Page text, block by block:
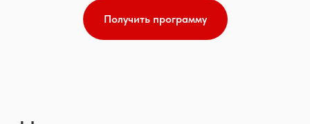
Получить программу